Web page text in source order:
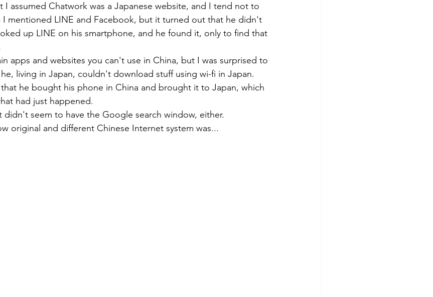
I assumed Chatwork was a Japanese website, and I tend not to
I mentioned LINE and Facebook, but it turned out that he didn't
up LINE on his smartphone, and he found it, only to find that
apps and websites you can't use in China, but I was surprised to
living in Japan, couldn't download stuff using wi-fi in Japan.
he bought his phone in China and brought it to Japan, which
had just happened.
didn't seem to have the Google search window, either.
original and different Chinese Internet system was...